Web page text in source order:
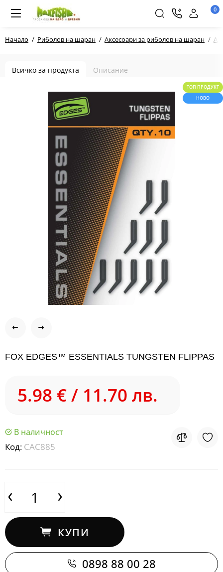
0
Начало Риболов на шаран Аксесоари за риболов на шаран
Всичко за продукта Описание
ТОП ПРОДУКТ
НОВО
FOX EDGES™ ESSENTIALS TUNGSTEN FLIPPAS
5.98 € / 11.70 лв.
В наличност
Код: CAC885
КУПИ
0898 88 00 28